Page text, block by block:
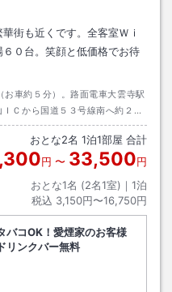
街も近くです。全客室Ｗｉ
０台。笑顔と低価格でお待
お車約５分）。路面電車大雲寺駅
Ｃから国道５３号線南へ約２０
約３０分とアクセス良好です。
おとな2名 1泊1部屋 合計
円 〜 33,500円
おとな1名 (2名1室)｜ 1泊
税込 3,150円〜16,750円
バコOK！愛煙家のお客様
リンクバー無料